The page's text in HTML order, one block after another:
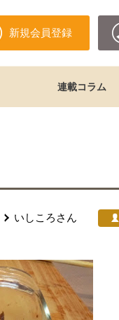
新規会員登録
連載コラム
いしころ さん